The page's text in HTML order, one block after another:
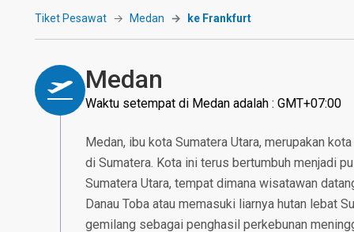
Tiket Pesawat Medan ke Frankfurt
Medan
Waktu setempat di Medan adalah : GMT+07:00
Medan, ibu kota Sumatera Utara, merupakan
di Sumatera. Kota ini terus bertumbuh menjadi
Sumatera Utara, tempat dimana wisatawan
Danau Toba atau memasuki liarnya hutan lebat
gemilang sebagai penghasil perkebunan